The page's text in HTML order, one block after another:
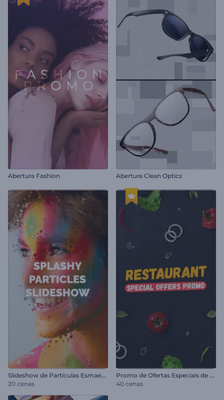
Abertura Fashion Abertura Clean Optics
S
lideshow de Partículas Esmaecentes
20 cenas
P
romo de Ofertas Especiais de Restaurante
40 cenas